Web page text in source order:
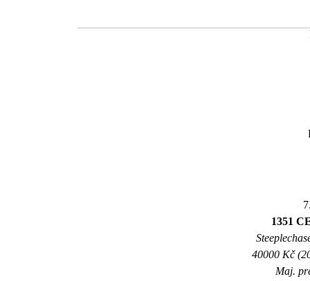
1351
40000 Kč
Maj.